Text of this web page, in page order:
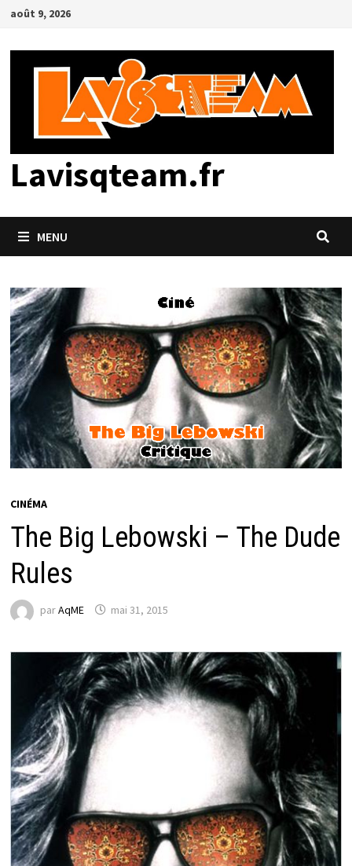
Passer
contenu
août 9, 2026
Lavisqteam.fr
MENU
CINÉMA
The Big Lebowski – The Dude
Rules
parAqME mai 31, 2015